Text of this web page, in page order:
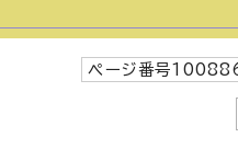
ページ番号